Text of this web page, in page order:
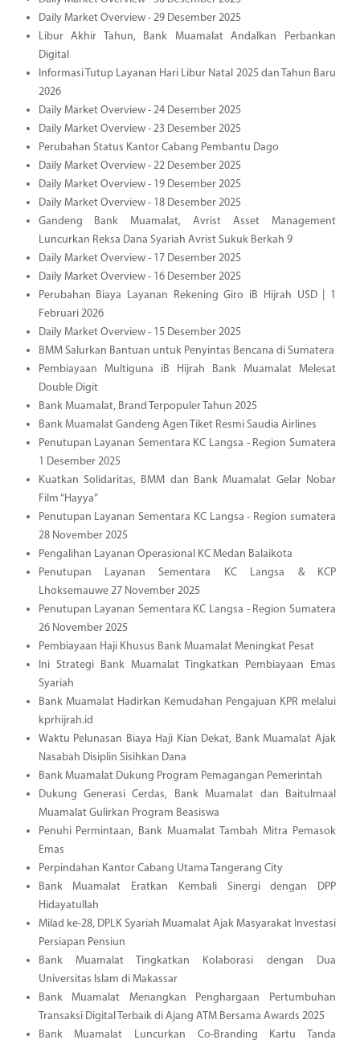
Daily Market Overview - 29 Desember 2025
Libur Akhir Tahun, Bank Muamalat Andalkan Perbankan
Digital
Informasi Tutup Layanan Hari Libur Natal 2025 dan Tahun Baru
2026
Daily Market Overview - 24 Desember 2025
Daily Market Overview - 23 Desember 2025
Perubahan Status Kantor Cabang Pembantu Dago
Daily Market Overview - 22 Desember 2025
Daily Market Overview - 19 Desember 2025
Daily Market Overview - 18 Desember 2025
Gandeng Bank Muamalat, Avrist Asset Management
Luncurkan Reksa Dana Syariah Avrist Sukuk Berkah 9
Daily Market Overview - 17 Desember 2025
Daily Market Overview - 16 Desember 2025
Perubahan Biaya Layanan Rekening Giro iB Hijrah USD | 1
Februari 2026
Daily Market Overview - 15 Desember 2025
BMM Salurkan Bantuan untuk Penyintas Bencana di Sumatera
Pembiayaan Multiguna iB Hijrah Bank Muamalat Melesat
Double Digit
Bank Muamalat, Brand Terpopuler Tahun 2025
Bank Muamalat Gandeng Agen Tiket Resmi Saudia Airlines
Penutupan Layanan Sementara KC Langsa - Region Sumatera
1 Desember 2025
Kuatkan Solidaritas, BMM dan Bank Muamalat Gelar Nobar
Film “Hayya”
Penutupan Layanan Sementara KC Langsa - Region sumatera
28 November 2025
Pengalihan Layanan Operasional KC Medan Balaikota
Penutupan Layanan Sementara KC Langsa & KCP
Lhoksemauwe 27 November 2025
Penutupan Layanan Sementara KC Langsa - Region Sumatera
26 November 2025
Pembiayaan Haji Khusus Bank Muamalat Meningkat Pesat
Ini Strategi Bank Muamalat Tingkatkan Pembiayaan Emas
Syariah
Bank Muamalat Hadirkan Kemudahan Pengajuan KPR melalui
kprhijrah.id
Waktu Pelunasan Biaya Haji Kian Dekat, Bank Muamalat Ajak
Nasabah Disiplin Sisihkan Dana
Bank Muamalat Dukung Program Pemagangan Pemerintah
Dukung Generasi Cerdas, Bank Muamalat dan Baitulmaal
Muamalat Gulirkan Program Beasiswa
Penuhi Permintaan, Bank Muamalat Tambah Mitra Pemasok
Emas
Perpindahan Kantor Cabang Utama Tangerang City
Bank Muamalat Eratkan Kembali Sinergi dengan DPP
Hidayatullah
Milad ke-28, DPLK Syariah Muamalat Ajak Masyarakat Investasi
Persiapan Pensiun
Bank Muamalat Tingkatkan Kolaborasi dengan Dua
Universitas Islam di Makassar
Bank Muamalat Menangkan Penghargaan Pertumbuhan
Transaksi Digital Terbaik di Ajang ATM Bersama Awards 2025
Bank Muamalat Luncurkan Co-Branding Kartu Tanda